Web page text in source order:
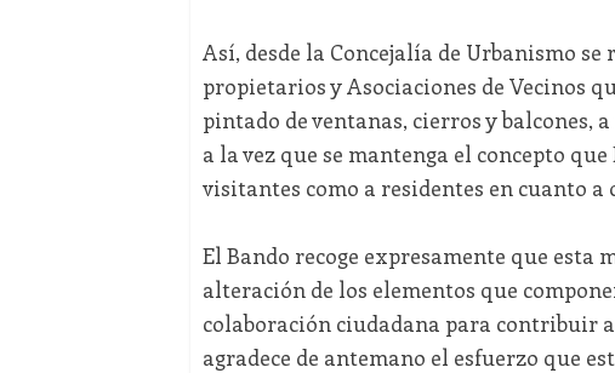
Así, desde la Concejalía de Urbanismo
propietarios y Asociaciones de Vecinos
pintado de ventanas, cierros y balcones,
a la vez que se mantenga el concepto
visitantes como a residentes en cuanto
El Bando recoge expresamente que
alteración de los elementos que
colaboración ciudadana para contribuir
agradece de antemano el esfuerzo que